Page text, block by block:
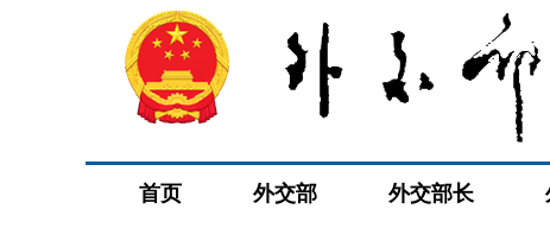
首页 外交部 外交部长